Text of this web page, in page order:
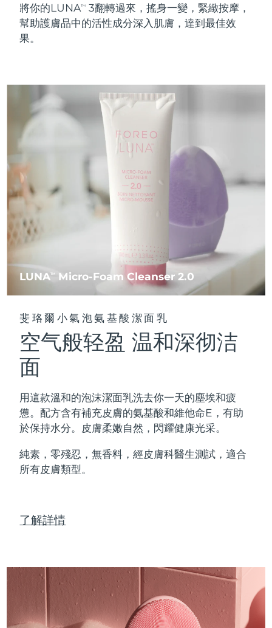
將你的LUNATM
3翻轉過來，搖身一變，緊緻按摩，
幫助護膚品中的活性成分深入肌膚，達到最佳效
果。
LUNATM Micro-Foam Cleanser 2.0
斐珞爾小氣泡氨基酸潔面乳
空气般轻盈 温和深彻洁
面
用這款溫和的泡沫潔面乳洗去你一天的塵埃和疲
憊。配方含有補充皮膚的氨基酸和維他命E，有助
於保持水分。皮膚柔嫩自然，閃耀健康光采。
純素，零殘忍，無香料，經皮膚科醫生測試，適合
所有皮膚類型。
了解詳情
LUNA™ 4 Plus
Massage, LED heating
For men, anti-aging massage
LUNA™ 4 mini
For young skin, T-zone
LUNA™ 4 go
For travel or gym bag
LUNA™護膚
Premium cleansers & balm
LUNA™ 設備
All facial cleansing devices
BEAR™ 2 go
Microcurrent toning on-the-go
Microcurrent line smoothing device
面部提拉護理
Premium anti-aging skincare
BEAR™ 設備
All premium facelift devices
UFO™ 3 套裝
Near-infrared and red light therapy
device
UFO™ 3 mini
Red light therapy device for young skin
UFO™ 3 go
Portable red light therapy
Rejuvenation & hydration
UFO™ 設備
All deep facial hydration devices
issa™ 4
issa™ 4 plus
Smart hybrid silicone sonic toothbrush
issa™ 4 smile
Hybrid silicone sonic toothbrush
issa™ 4 baby
For ages 0-3
issa™ Teeth Whitening Set
Dual LED + sonic device & 18% PAP gel
ISSA™ 設備
All silicone sonic toothbrushes
FAQ™ 抗老護理
抗老
FAQ™ 101
Clinical anti-aging
FAQ™ 102
Advanced clinical anti-aging
FAQ™ 103
Luxurious clinical anti-aging set
FAQ™ P1 Primer
FAQ™產品
All anti-aging treatments
LED 護理
FAQ™ 201
LED mask
FAQ™ 202
LED mask
FAQ™ 211
Anti-aging neck & décolleté LED mask
FAQ™ 221
FAQ™產品
All LED treatments
生髮
FAQ™ 301
LED hair strengthening scalp massager
FAQ™ Scalp Serum
Scalp recovery probiotic serum
FAQ™護膚品
All FAQ™ skincare
All hair treatments
肌膚年輕化
NEW
FAQ™ 501
Full-Spectrum Red Light Therapy
FAQ™ 502
Full-Spectrum Red Light Therapy
FAQ™ Red Light Serum
All FAQ™ skincare
FAQ™ products
All toning treatments
NEW
脫毛
Professional IPL hair removal device
IPL hair removal
PEACH™ Cooling Prep Gel
Cooling IPL hair removal gel
Microcurrent body toning
Massaging body brush
痘肌護理
ESPADA™ 2 plus
Recurring acne LED therapy
ESPADA™ Blemish Solution
Concentrated acne gel
眼部護理
BEAR™ 2 eyes & lips
Microcurrent line smoothing device
眼部護膚
Advanced eye care treatment
KIWI™
Blackhead remover
FLIP™ play advanced
LED light hairbrush
牙齒美白
issa™ Teeth Whitening Set
Dual LED + sonic device & 18% PAP gel
更多的
汶萊 預計送達日期8/14/26
保加利亞
智利 預計送達日期
中國
哥倫比亞 預計送達日期
克羅埃西亞 預計送達日期8/9/26
賽普勒斯 8/10/26
捷克 預計送達日期
丹麥 預計送達日期8/9/26
芬蘭
法國
德國 預計送達日期8/9/26
希臘
匈牙利
印尼 預計送達日期 8/7/26
愛爾蘭 預計送達日期 8/9/26